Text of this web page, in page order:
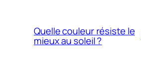
Quelle couleur résiste le
mieux au soleil ?